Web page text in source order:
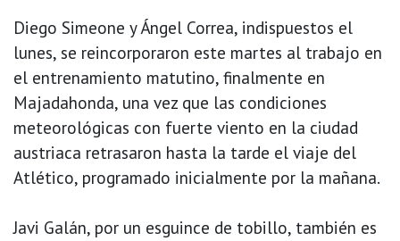
Diego Simeone y Ángel Correa, indispuestos el
lunes, se reincorporaron este martes al trabajo en
el entrenamiento matutino, finalmente en
Majadahonda, una vez que las condiciones
meteorológicas con fuerte viento en la ciudad
austriaca retrasaron hasta la tarde el viaje del
Atlético, programado inicialmente por la mañana.
Javi Galán, por un esguince de tobillo, también es